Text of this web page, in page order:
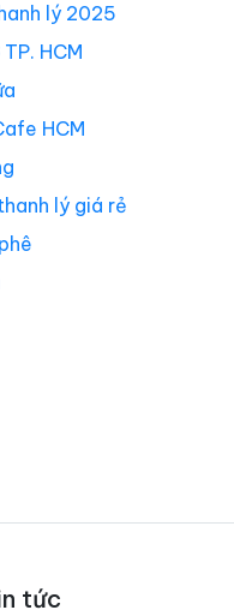
lý 2025
HCM
HCM
lý giá rẻ
tức